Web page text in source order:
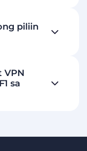
piliin
VPN
sa